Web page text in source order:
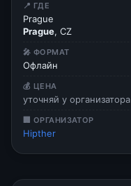
📍 ГДЕ
Prague
Prague, CZ
🎤 ФОРМАТ
Офлайн
💰 ЦЕНА
уточняй у организатора
🏢 ОРГАНИЗАТОР
Hipther